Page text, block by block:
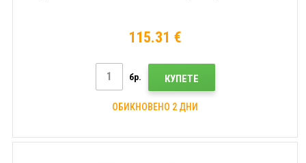
115.31 €
бр. КУПЕТЕ
ОБИКНОВЕНО 2 ДНИ